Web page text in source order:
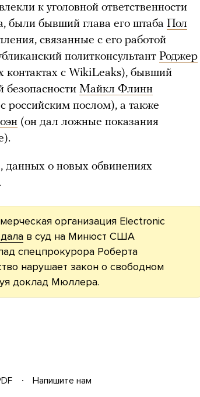
к уголовной ответственности
были бывший глава его штаба Пол
связанные с его работой
политконсультант Роджер
контактах с WikiLeaks), бывший
безопасности Майкл Флинн
российским послом), а также
(он дал ложные показания
данных о новых обвинениях
организация Electronic
в суд на Минюст США
спецпрокурора Роберта
нарушает закон о свободном
доклад Мюллера.
Напишите нам